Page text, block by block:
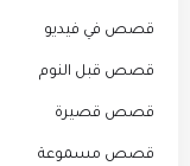
قصص في فيديو
قصص قبل النوم
قصص قصيرة
قصص مسموعة